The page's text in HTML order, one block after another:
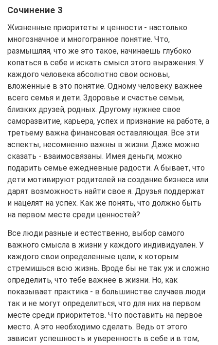
Сочинение 3
Жизненные приоритеты и ценности - настолько
многозначное и многогранное понятие. Что,
размышляя, что же это такое, начинаешь глубоко
копаться в себе и искать смысл этого выражения. У
каждого человека абсолютно свои основы,
вложенные в это понятие. Одному человеку важнее
всего семья и дети. Здоровье и счастье семьи,
близких друзей, родных. Другому нужнее свое
саморазвитие, карьера, успех и признание на работе, а
третьему важна финансовая оставляющая. Все эти
аспекты, несомненно важны в жизни. Даже можно
сказать - взаимосвязаны. Имея деньги, можно
подарить семье ежедневные радости. А бывает, что
дети мотивируют родителей на создание бизнеса или
дарят возможность найти свое я. Друзья поддержат
и нацелят на успех. Как же понять, что должно быть
на первом месте среди ценностей?
Все люди разные и естественно, выбор самого
важного смысла в жизни у каждого индивидуален. У
каждого свои определенные цели, к которым
стремишься всю жизнь. Вроде бы не так уж и сложно
определить, что тебе важнее в жизни. Но, как
показывает практика - в большинстве случаев люди
так и не могут определиться, что для них на первом
месте среди приоритетов. Что поставить на первое
место. А это необходимо сделать. Ведь от этого
зависит успешность и уверенность в себе и в том,